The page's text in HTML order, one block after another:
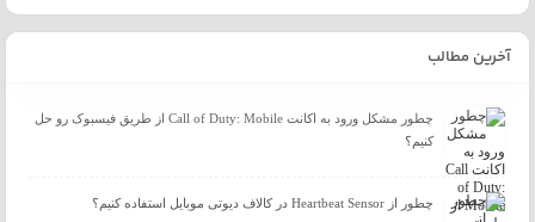
آخرین مطالب
چطور مشکل ورود به اکانت Call of Duty: Mobile از طریق فیسبوک رو حل
کنیم؟
چطور از Heartbeat Sensor در کالاف دیوتی موبایل استفاده کنیم؟